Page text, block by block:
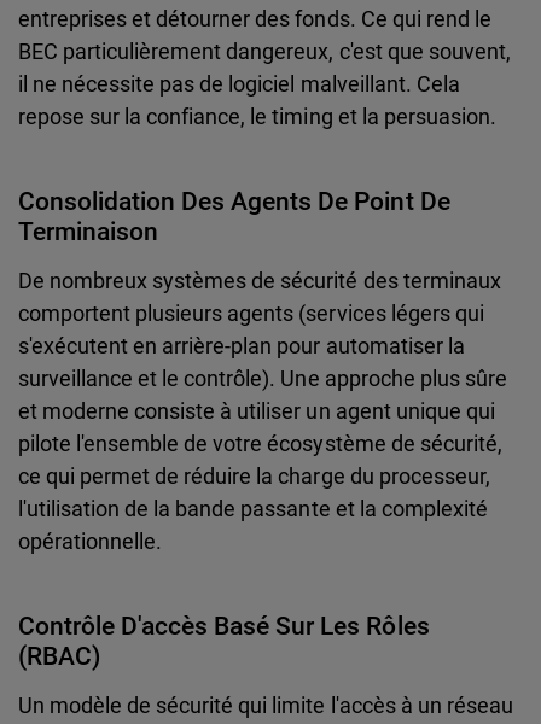
entreprises et détourner des fonds. Ce qui rend le
BEC particulièrement dangereux, c'est que souvent,
il ne nécessite pas de logiciel malveillant. Cela
repose sur la confiance, le timing et la persuasion.
Consolidation Des Agents De Point De
Terminaison
De nombreux systèmes de sécurité des terminaux
comportent plusieurs agents (services légers qui
s'exécutent en arrière-plan pour automatiser la
surveillance et le contrôle). Une approche plus sûre
et moderne consiste à utiliser un agent unique qui
pilote l'ensemble de votre écosystème de sécurité,
ce qui permet de réduire la charge du processeur,
l'utilisation de la bande passante et la complexité
opérationnelle.
Contrôle D'accès Basé Sur Les Rôles
(RBAC)
Un modèle de sécurité qui limite l'accès à un réseau